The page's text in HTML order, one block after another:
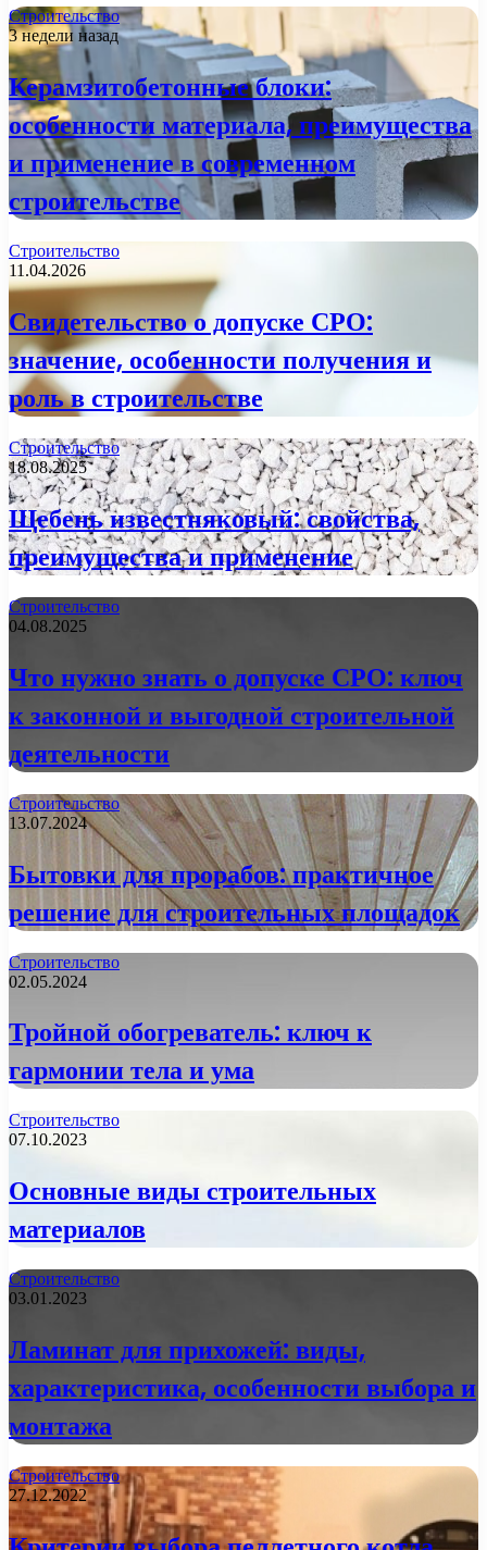
Строительство
3 недели назад
Керамзитобетонные блоки:
особенности материала, преимущества
и применение в современном
строительстве
Строительство
11.04.2026
Свидетельство о допуске СРО:
значение, особенности получения и
роль в строительстве
Строительство
18.08.2025
Щебень известняковый: свойства,
преимущества и применение
Строительство
04.08.2025
Что нужно знать о допуске СРО: ключ
к законной и выгодной строительной
деятельности
Строительство
13.07.2024
Бытовки для прорабов: практичное
решение для строительных площадок
Строительство
02.05.2024
Тройной обогреватель: ключ к
гармонии тела и ума
Строительство
07.10.2023
Основные виды строительных
материалов
Строительство
03.01.2023
Ламинат для прихожей: виды,
характеристика, особенности выбора и
монтажа
Строительство
27.12.2022